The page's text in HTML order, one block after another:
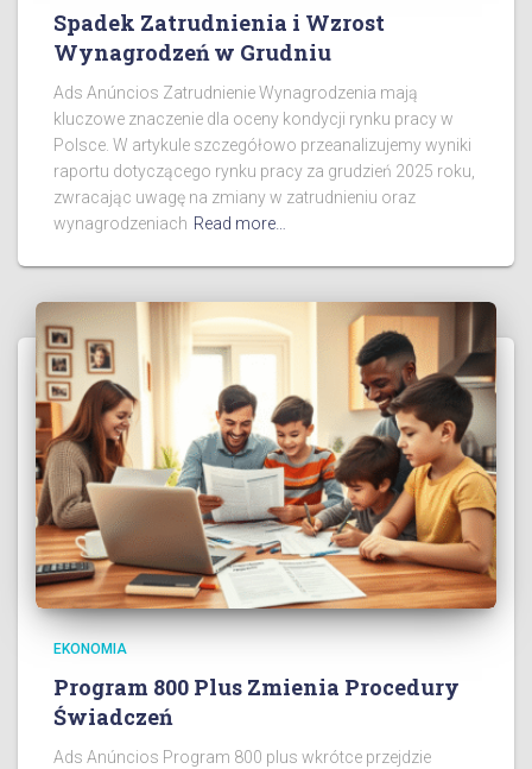
Spadek Zatrudnienia i Wzrost
Wynagrodzeń w Grudniu
Ads Anúncios Zatrudnienie Wynagrodzenia mają
kluczowe znaczenie dla oceny kondycji rynku pracy w
Polsce. W artykule szczegółowo przeanalizujemy wyniki
raportu dotyczącego rynku pracy za grudzień 2025 roku,
zwracając uwagę na zmiany w zatrudnieniu oraz
wynagrodzeniach Read more…
EKONOMIA
Program 800 Plus Zmienia Procedury
Świadczeń
Ads Anúncios Program 800 plus wkrótce przejdzie